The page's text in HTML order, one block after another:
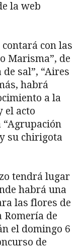
la web
con las
Marisma”, de
sal”, “Aires
habrá
a la
el acto
su chirigota
tendrá lugar
habrá una
las flores de
Romería de
el domingo 6
de